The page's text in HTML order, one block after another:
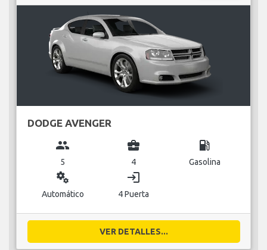
DODGE AVENGER
group
5
business_center
4
local_gas_station
Gasolina
miscellaneous_services
Automático
login
4 Puerta
VER DETALLES...